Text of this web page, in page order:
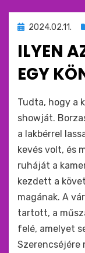
Beküldve
2024.02.11.
ILYEN
EGY
by monkey
Tudta, hogy a
showját.
a lakbérrel
kevés volt, és
ruháját a
kezdett a
magának. A
tartott, a
felé, amelyet
Szerencséjére